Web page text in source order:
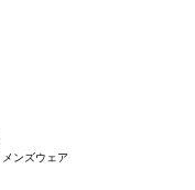
メンズウェア